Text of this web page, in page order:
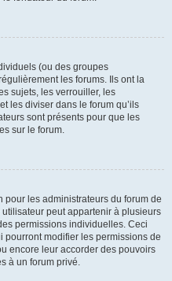
(ou des groupes
les forums. Ils ont la
sujets, les verrouiller, les
les diviser dans le forum qu’ils
sont présents pour que les
sur le forum.
pour les administrateurs du forum de
peut appartenir à plusieurs
permissions individuelles. Ceci
pourront modifier les permissions de
encore leur accorder des pouvoirs
à un forum privé.